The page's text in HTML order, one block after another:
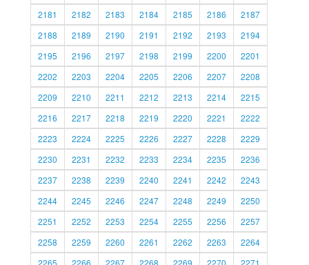
2181
2182 2183 2184 2185 2186
2187
2188
2189 2190 2191 2192 2193
2194
2195
2196 2197 2198 2199 2200
2201
2202
2203 2204 2205 2206 2207
2208
2209
2210 2211 2212 2213 2214
2215
2216
2217 2218 2219 2220 2221
2222
2223
2224 2225 2226 2227 2228
2229
2230
2231 2232 2233 2234 2235
2236
2237
2238 2239 2240 2241 2242
2243
2244
2245 2246 2247 2248 2249
2250
2251
2252 2253 2254 2255 2256
2257
2258
2259 2260 2261 2262 2263
2264
2265
2266 2267 2268 2269 2270 2271